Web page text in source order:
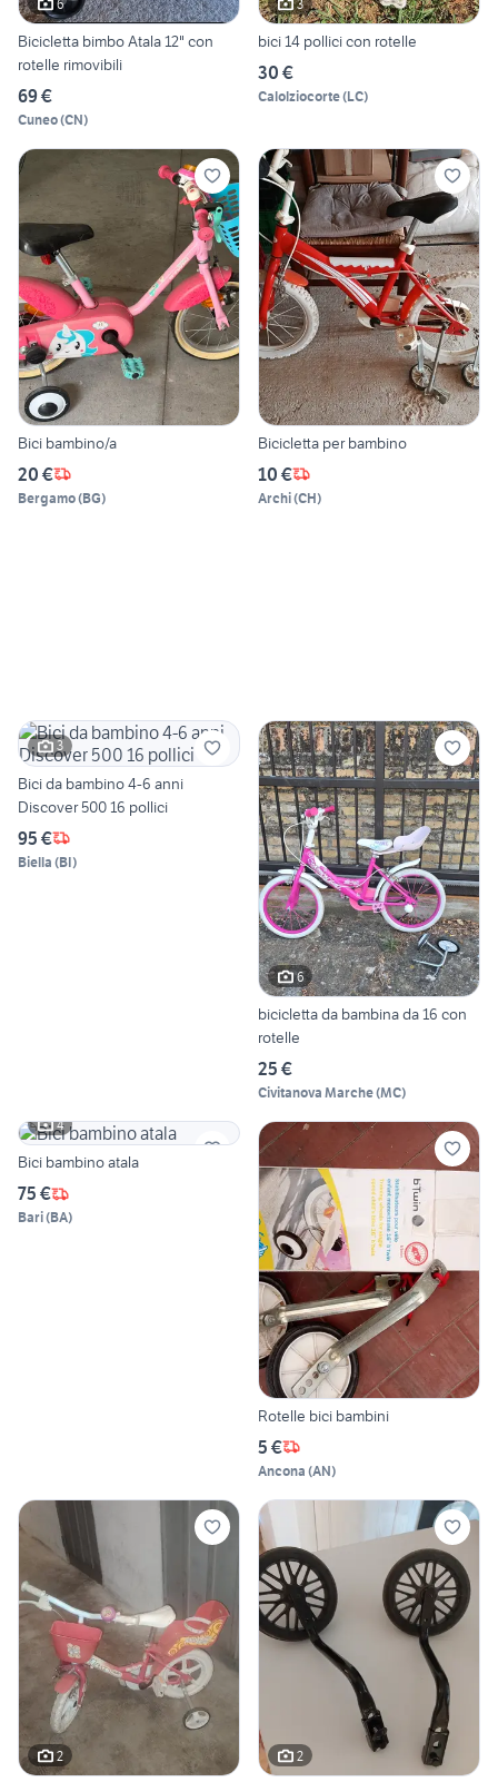
6
Bicicletta bimbo Atala 12" con
rotelle rimovibili
69 €
Cuneo(CN)
3
bici 14 pollici con rotelle
30 €
Calolziocorte(LC)
Bici bambino/a
20 €
Bergamo(BG)
Bicicletta per bambino
10 €
Archi(CH)
3
Bici da bambino 4-6 anni
Discover 500 16 pollici
95 €
Biella (BI)
6
bicicletta da bambina da 16 con
rotelle
25 €
Civitanova Marche(MC)
4
Bici bambino atala
75 €
Bari(BA)
Rotelle bici bambini
5 €
Ancona (AN)
2 2